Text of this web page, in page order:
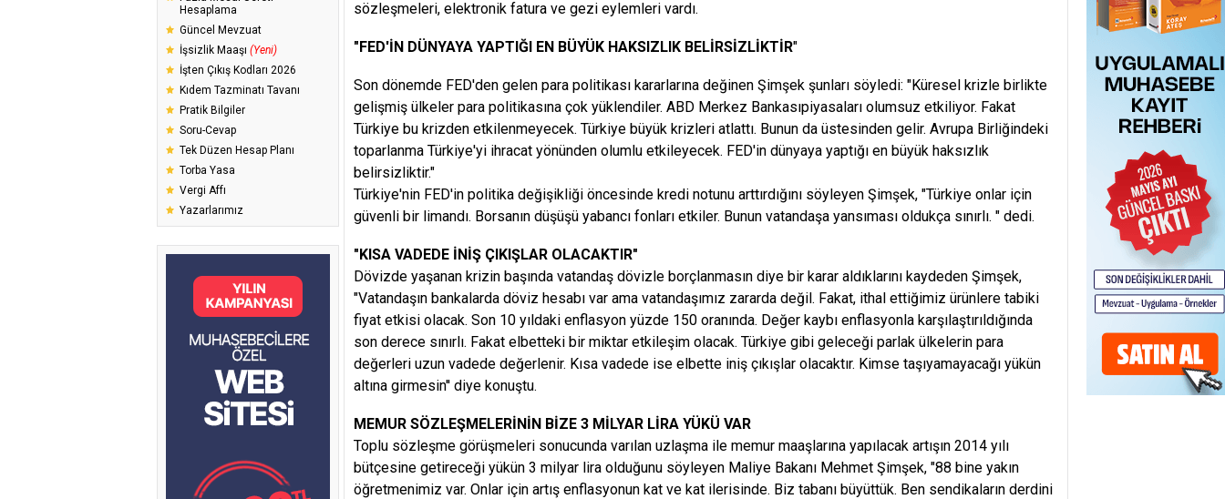
Hesaplama
Güncel Mevzuat
İşsizlik Maaşı (Yeni)
İşten Çıkış Kodları 2026
Kıdem Tazminatı Tavanı
Pratik Bilgiler
Soru-Cevap
Tek Düzen Hesap Planı
Torba Yasa
Vergi Affı
Yazarlarımız
sözleşmeleri, elektronik fatura ve gezi eylemleri vardı.
"FED'İN DÜNYAYA YAPTIĞI EN BÜYÜK HAKSIZLIK BELİRSİZLİKTİR"
Son dönemde FED'den gelen para politikası kararlarına değinen Şimşek şunları söyledi: "Küresel krizle birlikte
gelişmiş ülkeler para politikasına çok yüklendiler. ABD Merkez Bankasıpiyasaları olumsuz etkiliyor. Fakat
Türkiye bu krizden etkilenmeyecek. Türkiye büyük krizleri atlattı. Bunun da üstesinden gelir. Avrupa Birliğindeki
toparlanma Türkiye'yi ihracat yönünden olumlu etkileyecek. FED'in dünyaya yaptığı en büyük haksızlık
belirsizliktir."
Türkiye'nin FED'in politika değişikliği öncesinde kredi notunu arttırdığını söyleyen Şimşek, "Türkiye onlar için
güvenli bir limandı. Borsanın düşüşü yabancı fonları etkiler. Bunun vatandaşa yansıması oldukça sınırlı. " dedi.
"KISA VADEDE İNİŞ ÇIKIŞLAR OLACAKTIR"
Dövizde yaşanan krizin başında vatandaş dövizle borçlanmasın diye bir karar aldıklarını kaydeden Şimşek,
"Vatandaşın bankalarda döviz hesabı var ama vatandaşımız zararda değil. Fakat, ithal ettiğimiz ürünlere tabiki
fiyat etkisi olacak. Son 10 yıldaki enflasyon yüzde 150 oranında. Değer kaybı enflasyonla karşılaştırıldığında
son derece sınırlı. Fakat elbetteki bir miktar etkileşim olacak. Türkiye gibi geleceği parlak ülkelerin para
değerleri uzun vadede değerlenir. Kısa vadede ise elbette iniş çıkışlar olacaktır. Kimse taşıyamayacağı yükün
altına girmesin'' diye konuştu.
MEMUR SÖZLEŞMELERİNİN BİZE 3 MİLYAR LİRA YÜKÜ VAR
Toplu sözleşme görüşmeleri sonucunda varılan uzlaşma ile memur maaşlarına yapılacak artışın 2014 yılı
bütçesine getireceği yükün 3 milyar lira olduğunu söyleyen Maliye Bakanı Mehmet Şimşek, "88 bine yakın
öğretmenimiz var. Onlar için artış enflasyonun kat ve kat ilerisinde. Biz tabanı büyüttük. Ben sendikaların derdini